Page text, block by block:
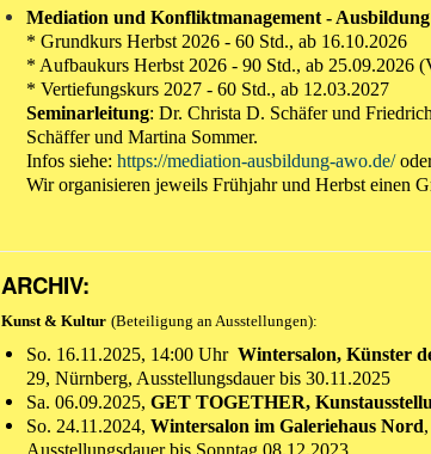
Mediation und Konfliktmanagement -
* Grundkurs Herbst 2026 - 60 Std., ab 16.10.2026
* Aufbaukurs Herbst 2026 - 90 Std., ab 25.09.2026
* Vertiefungskurs 2027 - 60 Std., ab 12.03.2027
Seminarleitung: Dr. Christa D. Schäfer und
Schäffer und Martina Sommer.
Infos siehe: https://mediation-ausbildung-awo.de/
Wir organisieren jeweils Frühjahr und Herbst einen
ARCHIV:
Kunst & Kultur (Beteiligung an Ausstellungen):
So. 16.11.2025, 14:00 Uhr Wintersalon, Künster
29, Nürnberg, Ausstellungsdauer bis 30.11.2025
Sa. 06.09.2025, GET TOGETHER,
So. 24.11.2024, Wintersalon im Galeriehaus Nord
Ausstellungsdauer bis Sonntag 08.12.2023